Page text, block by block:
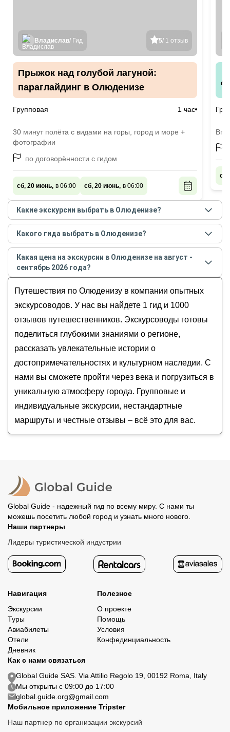
5/ 1 отзыв
Владислав/ Гид
Прыжок над голубой лагуной:
параглайдинг в Олюденизе
Групповая 1 час
30 минут полёта с видами на горы, город и море +
фотографии
по договорённости с гидом
сб, 20 июнь, в 06:00 сб, 20 июнь, в 06:00
сб,
Какие экскурсии выбрать в Олюденизе?
Самые популярные экскурсиив Олюденизев
августе - сентябре 2026года:
Прыжок над голубой лагуной: параглайдинг в
Олюденизе
Дайвинг в Олюденизе
Ваши новые фотообои: съёмка с коптера в
Олюденизе или Фетхие
Фотопрогулка по живописным местам
Какого гида выбрать в Олюденизе?
Лучшие гидыв Олюденизепо рейтингу и отзывам
вавгусте 2026 года:
Татьяна
Какая цена на экскурсии в Олюденизе на август -
сентябрь 2026 года?
сентябрь 2026года от 99до 215 EUR
Путешествия по Олюденизу в компании опытных
экскурсоводов. У нас вы найдете 1 гид и 1000
отзывов путешественников. Экскурсоводы готовы
поделиться глубокими знаниями о регионе,
рассказать увлекательные истории о
достопримечательностях и культурном наследии. С
нами вы сможете пройти через века и погрузиться в
уникальную атмосферу города. Групповые и
индивидуальные экскурсии, нестандартные
маршруты и честные отзывы – всё это для вас.
Global Guide - надежный гид по всему миру. С нами ты
можешь посетить любой город и узнать много нового.
Наши партнеры
Лидеры туристической индустрии
Навигация
Экскурсии
Туры
Авиабилеты
Отели
Дневник
Полезное
О проекте
Помощь
Условия
Конфединциальность
Как с нами связаться
Global Guide SAS. Via Attilio Regolo 19, 00192 Roma, Italy
Мы открыты с 09:00 до 17:00
global.guide.org@gmail.com
Мобильное приложение Tripster
Наш партнер по организации экскурсий